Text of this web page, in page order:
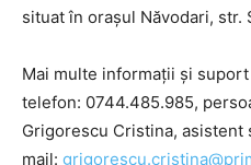
situat în orașul Năvodari, str.
Mai multe informații și
telefon: 0744.485.985,
Grigorescu Cristina, asistent
mail: